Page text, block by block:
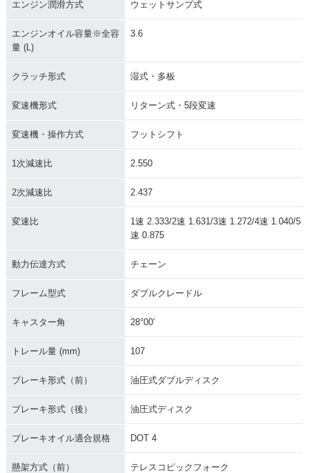
エンジン潤滑方式 ウェットサンプ式
エンジンオイル容量※全容
量 (L)
3.6
クラッチ形式 湿式・多板
変速機形式 リターン式・5段変速
変速機・操作方式 フットシフト
1次減速比 2.550
2次減速比 2.437
変速比
1速 2.333/2速 1.631/3速 1.272/4速 1.040/5
速 0.875
動力伝達方式 チェーン
フレーム型式 ダブルクレードル
キャスター角 28°00′
トレール量 (mm) 107
ブレーキ形式（前） 油圧式ダブルディスク
ブレーキ形式（後） 油圧式ディスク
ブレーキオイル適合規格 DOT 4
懸架方式（前） テレスコピックフォーク